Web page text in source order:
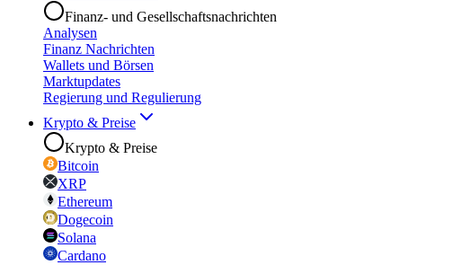
Finanz- und Gesellschaftsnachrichten
Analysen
Finanz Nachrichten
Wallets und Börsen
Marktupdates
Regierung und Regulierung
Krypto & Preise
Krypto & Preise
Bitcoin
XRP
Ethereum
Dogecoin
Solana
Cardano